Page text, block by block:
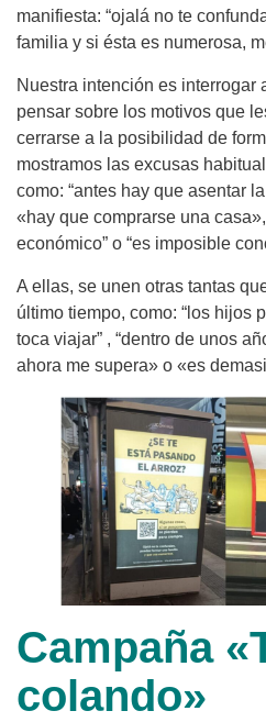
manifiesta: “ojalá no te
familia y si ésta es numerosa,
Nuestra intención es interrogar
pensar sobre los motivos que
cerrarse a la posibilidad de
mostramos las excusas
como: “antes hay que asentar
«hay que comprarse una
económico” o “es imposible
A ellas, se unen otras tantas
último tiempo, como: “los hijos
toca viajar” , “dentro de unos
ahora me supera» o «es
Campaña
colando»